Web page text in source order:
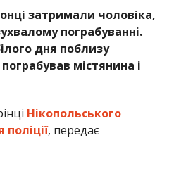
затримали чоловіка,
пограбуванні.
дня поблизу
містянина і
Нікопольського
, передає